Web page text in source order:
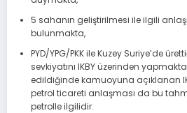
5 sahanın geliştirilmesi ile ilgili
bulunmakta,
PYD/YPG/PKK ile Kuzey Suriye’de
sevkiyatını IKBY üzerinden
edildiğinde kamuoyuna açıklanan
petrol ticareti anlaşması da bu
petrolle ilgilidir.